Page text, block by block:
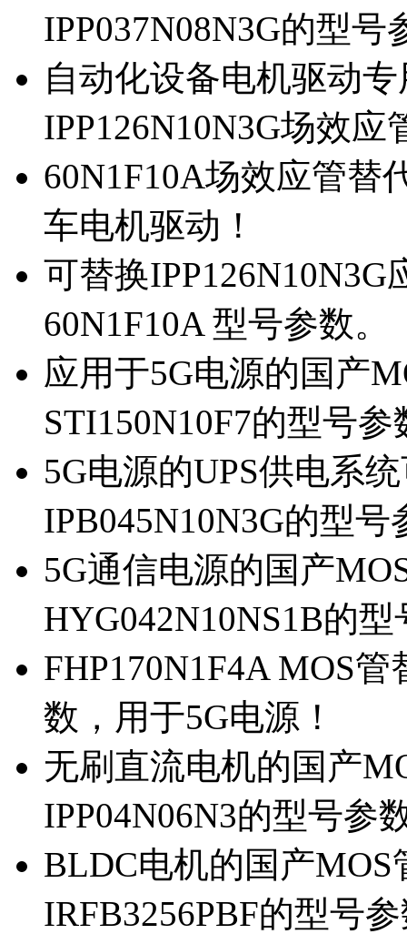
IPP037N08N3G的型号
自动化设备电机驱动
IPP126N10N3G场效应
60N1F10A场效应管替
车电机驱动！
可替换
60N1F10A 型号参数。
应用于5G电源的国产
STI150N10F7的型号参
5G电源的UPS供电系
IPB045N10N3G的型号
5G通信电源的国产
HYG042N10NS1B的
FHP170N1F4A MOS
数，用于5G电源！
无刷直流电机的国产
IPP04N06N3的型号参
BLDC电机的国产MOS
IRFB3256PBF的型号